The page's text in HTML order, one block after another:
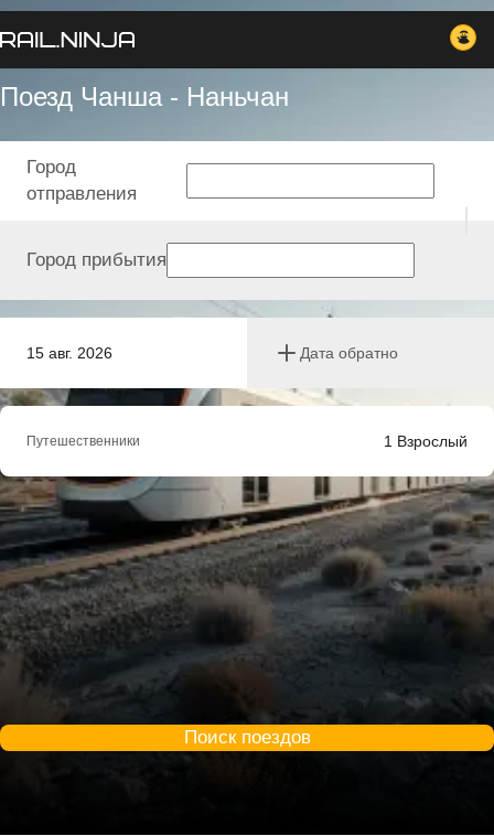
Поезд Чанша - Наньчан
15 авг. 2026 Дата обратно
Город
отправления
Город прибытия
Путешественники 1 Взрослый
Поиск поездов